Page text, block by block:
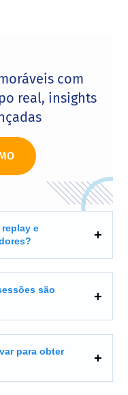
com
real, insights
e
são
para obter